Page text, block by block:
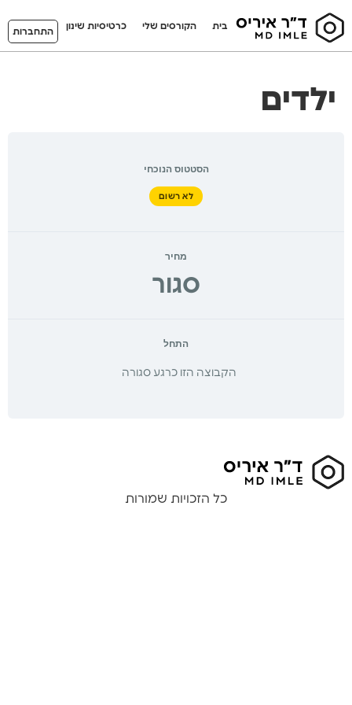
בית הקורסים שלי כרטיסיות שינון
התחברות
ילדים
הסטטוס הנוכחי
לא רשום
מחיר
סגור
התחל
הקבוצה הזו כרגע סגורה
כל הזכויות שמורות